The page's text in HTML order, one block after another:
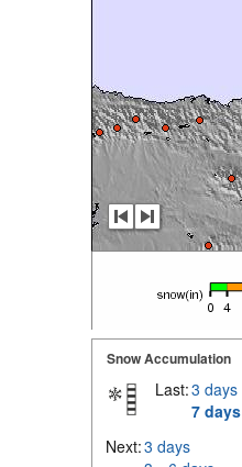
Snow Accumulation
Last:3 days
7 days
Next:3 days